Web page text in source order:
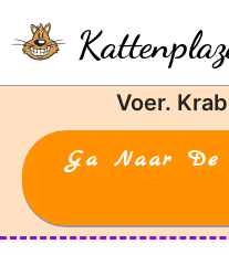
naar
de
Voer.
Ga Naar